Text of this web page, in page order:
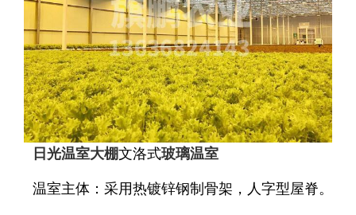
日光温室大棚文洛式玻璃温室
温室主体：采用热镀锌钢制骨架，人字型屋脊。